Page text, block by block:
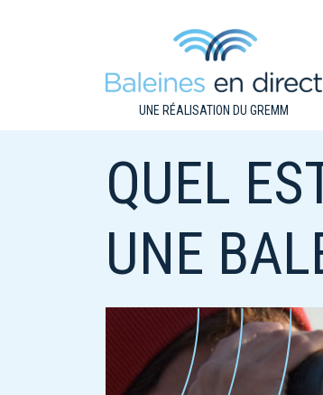
UNE RÉALISATION DU GREMM
QUEL
UNE